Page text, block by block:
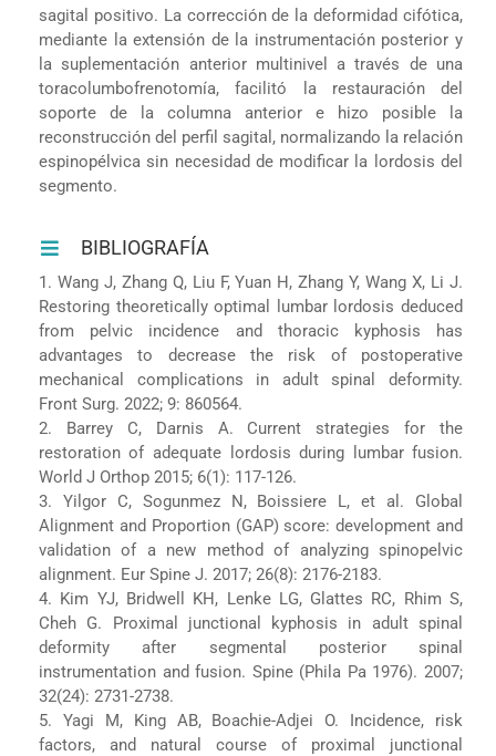
sagital positivo. La corrección de la deformidad cifótica,
mediante la extensión de la instrumentación posterior y
la suplementación anterior multinivel a través de una
toracolumbofrenotomía, facilitó la restauración del
soporte de la columna anterior e hizo posible la
reconstrucción del perfil sagital, normalizando la relación
espinopélvica sin necesidad de modificar la lordosis del
segmento.
BIBLIOGRAFÍA
1. Wang J, Zhang Q, Liu F, Yuan H, Zhang Y, Wang X, Li J.
Restoring theoretically optimal lumbar lordosis deduced
from pelvic incidence and thoracic kyphosis has
advantages to decrease the risk of postoperative
mechanical complications in adult spinal deformity.
Front Surg. 2022; 9: 860564.
2. Barrey C, Darnis A. Current strategies for the
restoration of adequate lordosis during lumbar fusion.
World J Orthop 2015; 6(1): 117-126.
3. Yilgor C, Sogunmez N, Boissiere L, et al. Global
Alignment and Proportion (GAP) score: development and
validation of a new method of analyzing spinopelvic
alignment. Eur Spine J. 2017; 26(8): 2176-2183.
4. Kim YJ, Bridwell KH, Lenke LG, Glattes RC, Rhim S,
Cheh G. Proximal junctional kyphosis in adult spinal
deformity after segmental posterior spinal
instrumentation and fusion. Spine (Phila Pa 1976). 2007;
32(24): 2731-2738.
5. Yagi M, King AB, Boachie-Adjei O. Incidence, risk
factors, and natural course of proximal junctional